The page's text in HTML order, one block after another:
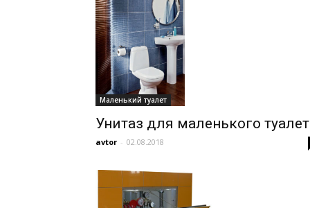
Маленький туалет
Унитаз для маленького
avtor - 02.08.2018